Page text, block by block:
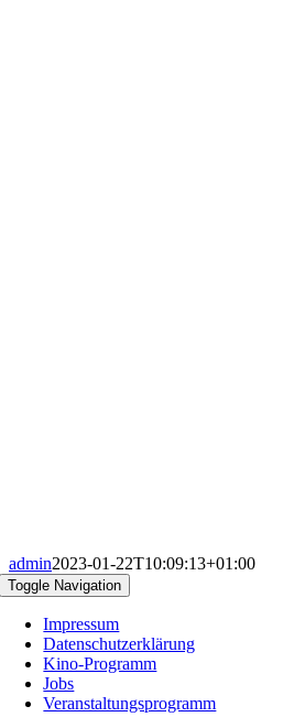
admin2023-01-22T10:09:13+01:00
Toggle Navigation
Impressum
Datenschutzerklärung
Kino-Programm
Jobs
Veranstaltungsprogramm